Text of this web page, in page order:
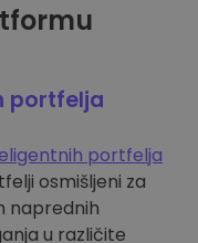
portfelja
portfelja
osmišljeni za
naprednih
u različite